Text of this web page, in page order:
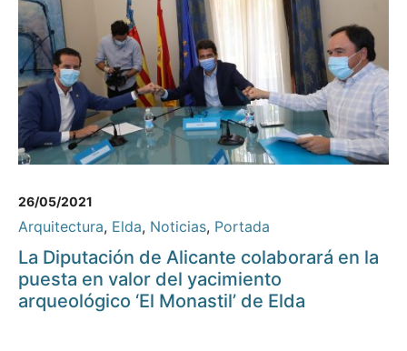
26/05/2021
Arquitectura, Elda, Noticias, Portada
La Diputación de Alicante colaborará en la
puesta en valor del yacimiento
arqueológico ‘El Monastil’ de Elda